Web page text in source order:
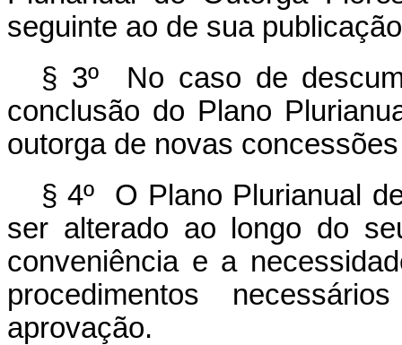
seguinte ao de sua
§ 3º No caso de
conclusão do Plano
outorga de novas
§ 4º O Plano Plurianual
ser alterado ao longo do
conveniência e a
procedimentos
aprovação.